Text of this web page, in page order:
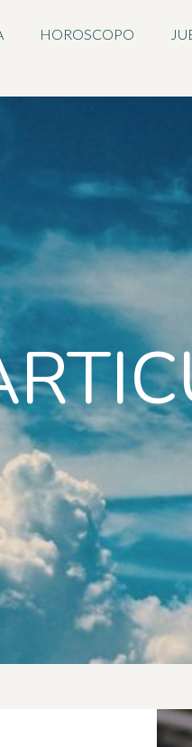
HOROSCOPO